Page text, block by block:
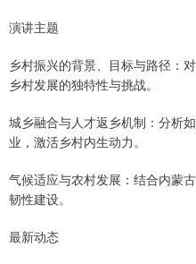
演讲主题
乡村振兴的背景、目标与路径：
乡村发展的独特性与挑战。
城乡融合与人才返乡机制：分析
业，激活乡村内生动力。
气候适应与农村发展：结合内蒙
韧性建设。
最新动态